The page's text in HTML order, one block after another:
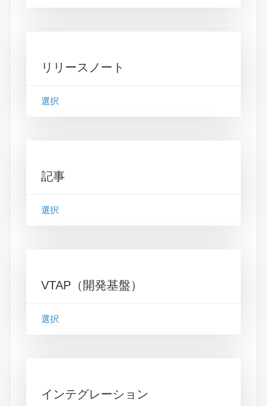
リリースノート
選択
記事
選択
VTAP（開発基盤）
選択
インテグレーション